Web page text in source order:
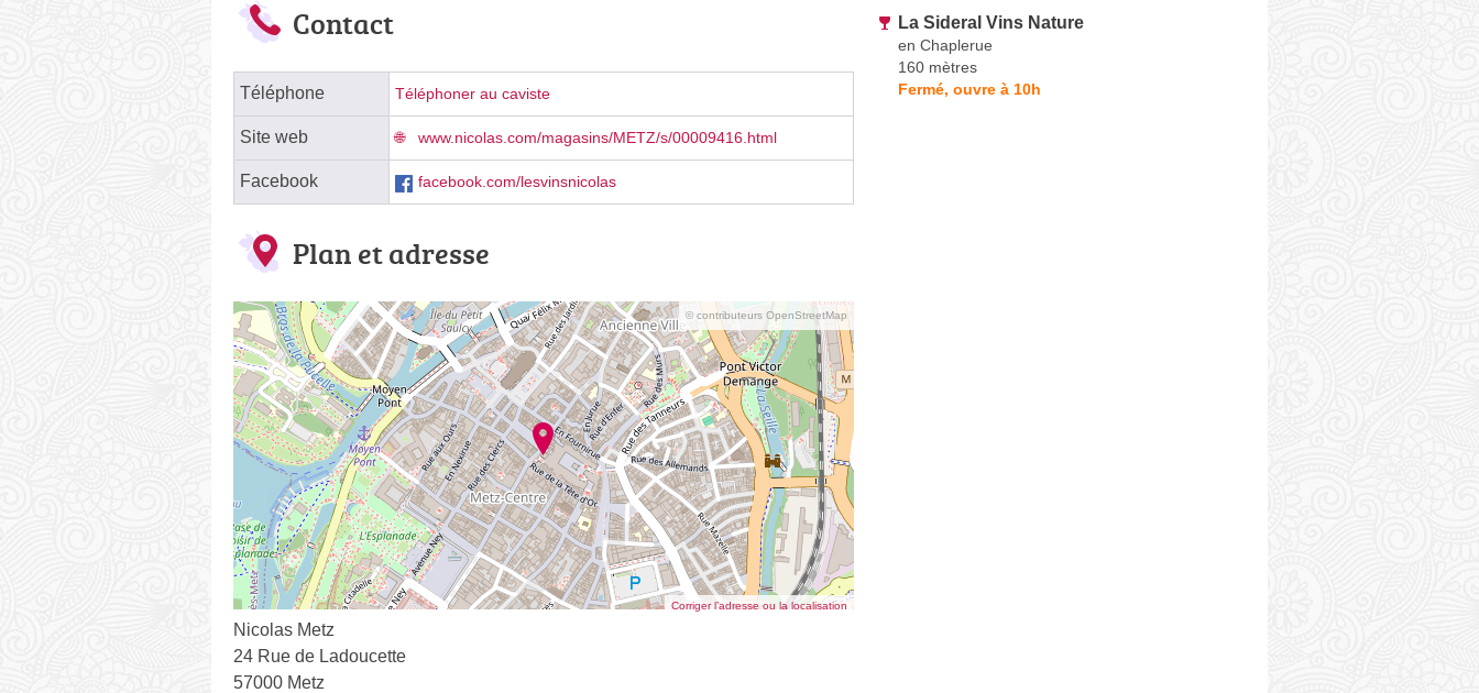
Contact
Téléphone Téléphoner au caviste
Site web www.nicolas.com/magasins/METZ/s/00009416.html
Facebook facebook.com/lesvinsnicolas
Plan et adresse
© contributeurs OpenStreetMap
Corriger l’adresse ou la localisation
Nicolas Metz
24 Rue de Ladoucette
57000 Metz
La Sideral Vins Nature
en Chaplerue
160 mètres
Fermé, ouvre à 10h